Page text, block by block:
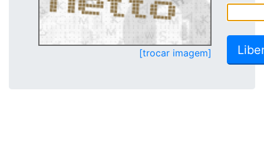
[trocar imagem]